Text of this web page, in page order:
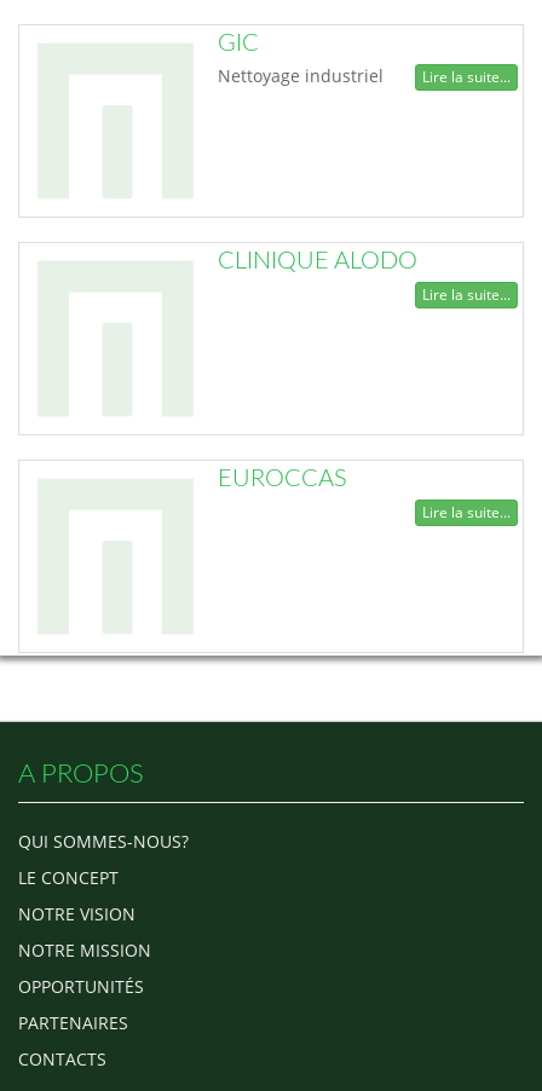
GIC
Nettoyage industriel Lire la suite...
CLINIQUE ALODO
Lire la suite...
EUROCCAS
Lire la suite...
A PROPOS
QUI SOMMES-NOUS?
LE CONCEPT
NOTRE VISION
NOTRE MISSION
OPPORTUNITÉS
PARTENAIRES
CONTACTS